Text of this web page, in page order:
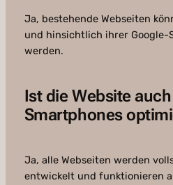
Ja, bestehende Webseiten
und hinsichtlich ihrer
werden.
Ist die Website
Smartphones
Ja, alle Webseiten werden
entwickelt und funktionieren